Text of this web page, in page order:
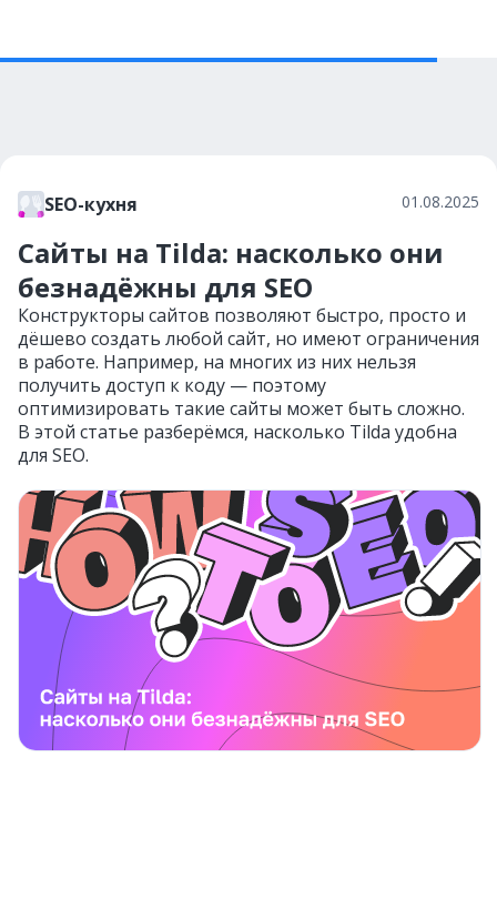
SEO-кухня 01.08.2025
Сайты на Tilda: насколько они
безнадёжны для SEO
Конструкторы сайтов позволяют быстро, просто и
дёшево создать любой сайт, но имеют ограничения
в работе. Например, на многих из них нельзя
получить доступ к коду — поэтому
оптимизировать такие сайты может быть сложно.
В этой статье разберёмся, насколько Tilda удобна
для SEO.